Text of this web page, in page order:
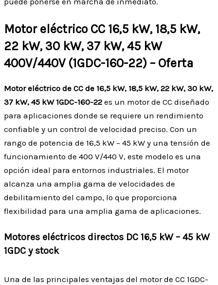
Motor eléctrico CC 16,5 kW, 18,5 kW,
22 kW, 30 kW, 37 kW, 45 kW
400V/440V (1GDC-160-22) – Oferta
Motor eléctrico de CC de 16,5 kW, 18,5 kW, 22 kW, 30 kW,
37 kW, 45 kW 1GDC-160-22 es un motor de CC diseñado
para aplicaciones donde se requiere un rendimiento
confiable y un control de velocidad preciso. Con un
rango de potencia de 16,5 kW – 45 kW y una tensión de
funcionamiento de 400 V/440 V, este modelo es una
opción ideal para entornos industriales. El motor
alcanza una amplia gama de velocidades de
debilitamiento del campo, lo que proporciona
flexibilidad para una amplia gama de aplicaciones.
Motores eléctricos directos DC 16,5 kW – 45 kW
1GDC y stock
Una de las principales ventajas del motor de CC 1GDC-